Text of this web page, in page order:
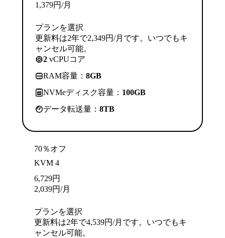
1,379円/月
プランを選択
更新料は2年で2,349円/月です。いつでもキ
ャンセル可能。
2 vCPUコア
RAM容量： 8GB
NVMeディスク容量： 100GB
データ転送量： 8TB
70％オフ
KVM 4
6,729円
2,039円/月
プランを選択
更新料は2年で4,539円/月です。いつでもキ
ャンセル可能。